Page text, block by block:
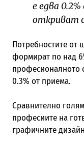
е едва
откриват
Потребностите
формират по над
професионалното
0.3% от приема.
Сравнително
професиите на
графичните